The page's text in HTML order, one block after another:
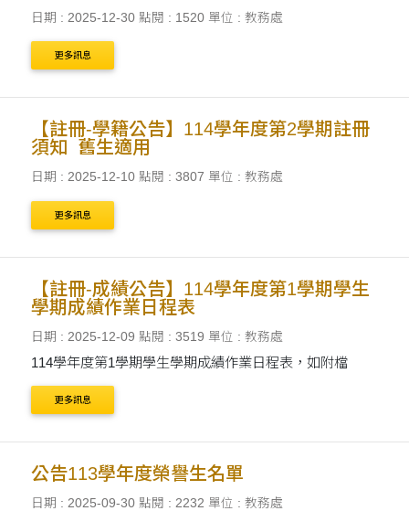
日期 : 2025-12-30 點閱 : 1520 單位 : 教務處
更多訊息
【註冊-學籍公告】114學年度第2學期註冊
須知_舊生適用
日期 : 2025-12-10 點閱 : 3807 單位 : 教務處
更多訊息
【註冊-成績公告】114學年度第1學期學生
學期成績作業日程表
日期 : 2025-12-09 點閱 : 3519 單位 : 教務處
114學年度第1學期學生學期成績作業日程表，如附檔
更多訊息
公告113學年度榮譽生名單
日期 : 2025-09-30 點閱 : 2232 單位 : 教務處